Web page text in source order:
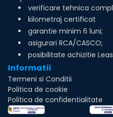
verificare tehnica
kilometraj certificat
garantie minim 6 luni;
asigurari RCA/CASCO;
posibilitate achizitie
Informatii
Termeni si Conditii
Politica de cookie
Politica de confidentialitate